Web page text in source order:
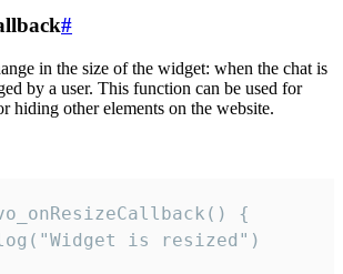
#
in the size of the widget: when the chat is
by a user. This function can be used for
hiding other elements on the website.
{
is resized")